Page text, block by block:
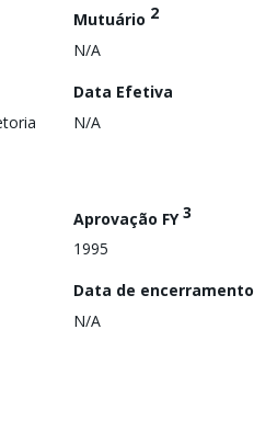
Mutuário 2
N/A
Data Efetiva
N/A
Aprovação FY3
1995
Data de encerramento
N/A